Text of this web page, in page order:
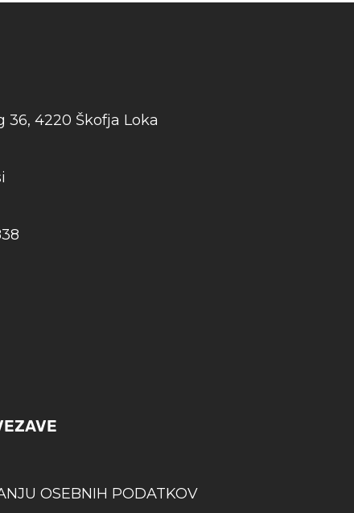
36, 4220 Škofja Loka
OSEBNIH PODATKOV